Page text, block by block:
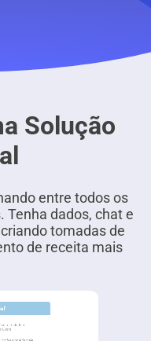
Solução
entre todos os
Tenha dados, chat e
tomadas de
de receita mais